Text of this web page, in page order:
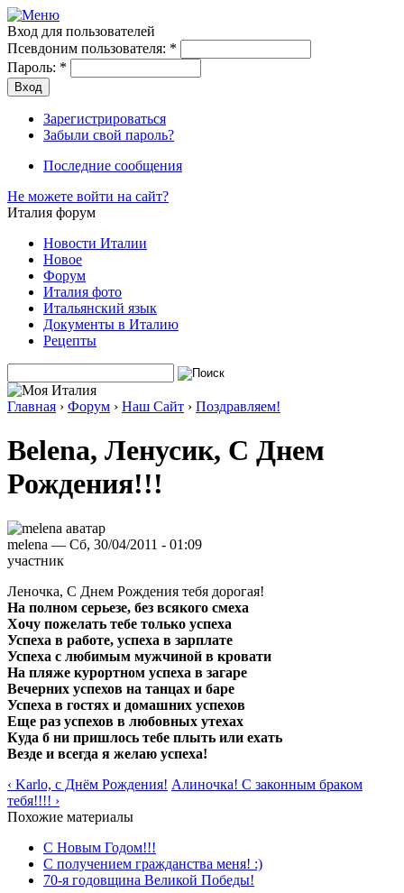
Вход для пользователей
Псевдоним пользователя: *
Пароль: *
Зарегистрироваться
Забыли свой пароль?
Последние сообщения
Не можете войти на сайт?
Италия форум
Новости Италии
Новое
Форум
Италия фото
Итальянский язык
Документы в Италию
Рецепты
Главная › Форум › Наш Сайт › Поздравляем!
Belena, Ленусик, С Днем
Рождения!!!
melena — Сб, 30/04/2011 - 01:09
участник
Леночка, С Днем Рождения тебя дорогая!
На полном серьезе, без всякого смеха
Хочу пожелать тебе только успеха
Успеха в работе, успеха в зарплате
Успеха с любимым мужчиной в кровати
На пляже курортном успеха в загаре
Вечерних успехов на танцах и баре
Успеха в гостях и домашних успехов
Еще раз успехов в любовных утехах
Куда б ни пришлось тебе плыть или ехать
Везде и всегда я желаю успеха!
‹ Karlo, с Днём Рождения! Алиночка! С законным браком
тебя!!!! ›
Похожие материалы
С Новым Годом!!!
С получением гражданства меня! :)
70-я годовщина Великой Победы!